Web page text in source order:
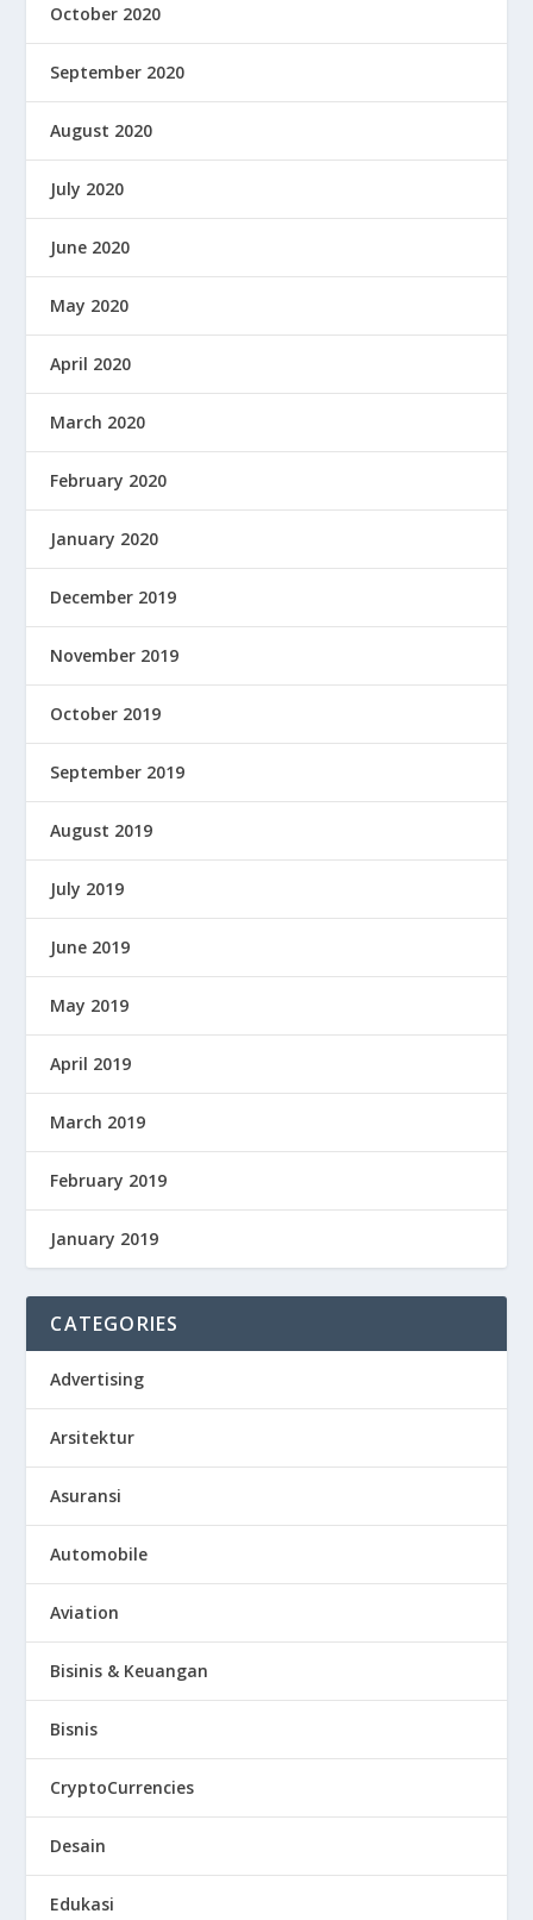
October 2020
September 2020
August 2020
July 2020
June 2020
May 2020
April 2020
March 2020
February 2020
January 2020
December 2019
November 2019
October 2019
September 2019
August 2019
July 2019
June 2019
May 2019
April 2019
March 2019
February 2019
January 2019
CATEGORIES
Advertising
Arsitektur
Asuransi
Automobile
Aviation
Bisinis & Keuangan
Bisnis
CryptoCurrencies
Desain
Edukasi